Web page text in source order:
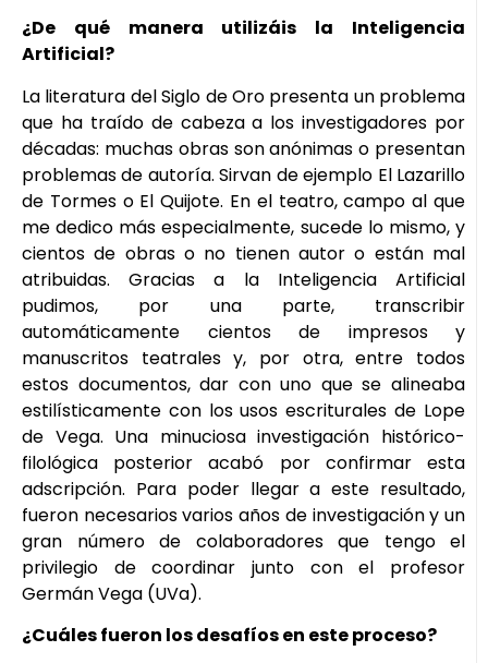
¿De qué manera utilizáis la Inteligencia
Artificial?
La literatura del Siglo de Oro presenta un problema
que ha traído de cabeza a los investigadores por
décadas: muchas obras son anónimas o presentan
problemas de autoría. Sirvan de ejemplo El Lazarillo
de Tormes o El Quijote. En el teatro, campo al que
me dedico más especialmente, sucede lo mismo, y
cientos de obras o no tienen autor o están mal
atribuidas. Gracias a la Inteligencia Artificial
pudimos, por una parte, transcribir
automáticamente cientos de impresos y
manuscritos teatrales y, por otra, entre todos
estos documentos, dar con uno que se alineaba
estilísticamente con los usos escriturales de Lope
de Vega. Una minuciosa investigación histórico-
filológica posterior acabó por confirmar esta
adscripción. Para poder llegar a este resultado,
fueron necesarios varios años de investigación y un
gran número de colaboradores que tengo el
privilegio de coordinar junto con el profesor
Germán Vega (UVa).
¿Cuáles fueron los desafíos en este proceso?